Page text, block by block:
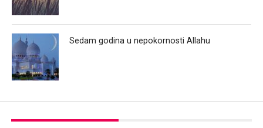
Sedam godina u nepokornosti Allahu